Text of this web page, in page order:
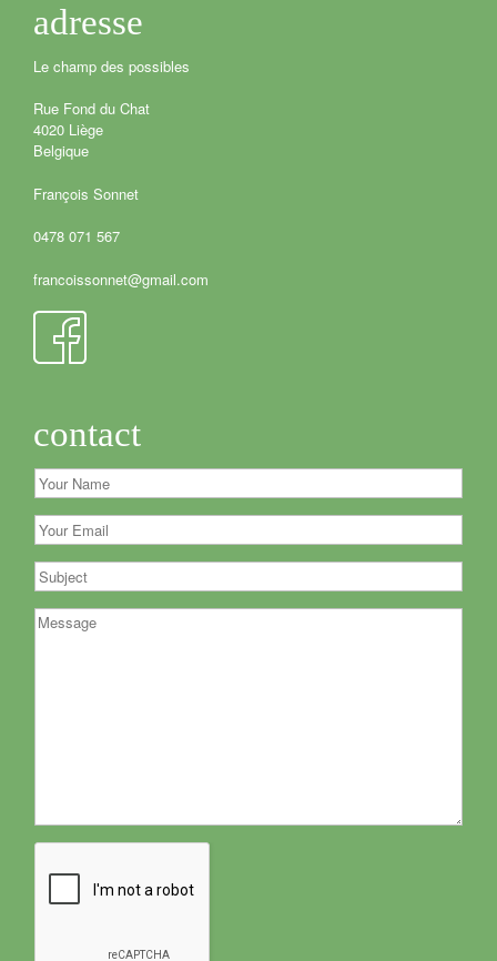
adresse
Le champ des possibles
Rue Fond du Chat
4020 Liège
Belgique
François Sonnet
0478 071 567
francoissonnet@gmail.com
contact